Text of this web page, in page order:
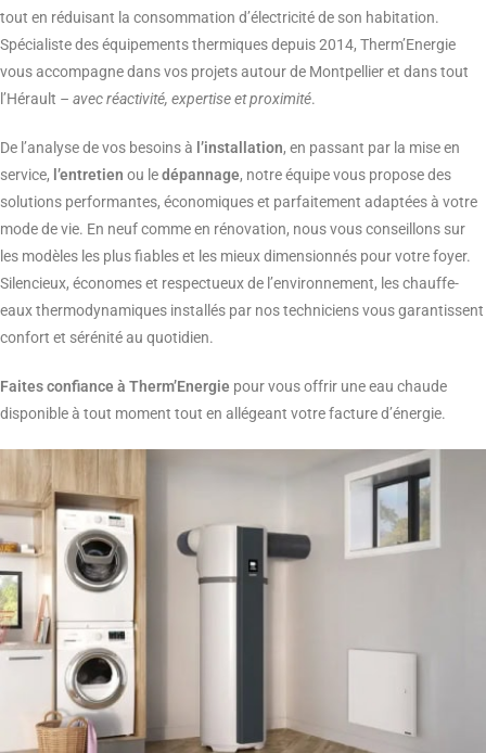
tout en réduisant la consommation d’électricité de son habitation.
Spécialiste des équipements thermiques depuis 2014, Therm’Energie
vous accompagne dans vos projets autour de Montpellier et dans tout
l’Hérault – avec réactivité, expertise et proximité.
De l’analyse de vos besoins à l’installation, en passant par la mise en
service, l’entretien ou ledépannage, notre équipe vous propose des
solutions performantes, économiques et parfaitement adaptées à votre
mode de vie. En neuf comme en rénovation, nous vous conseillons sur
les modèles les plus fiables et les mieux dimensionnés pour votre foyer.
Silencieux, économes et respectueux de l’environnement, les chauffe-
eaux thermodynamiques installés par nos techniciens vous garantissent
confort et sérénité au quotidien.
Faites confiance à Therm’Energie pour vous offrir une eau chaude
disponible à tout moment tout en allégeant votre facture d’énergie.